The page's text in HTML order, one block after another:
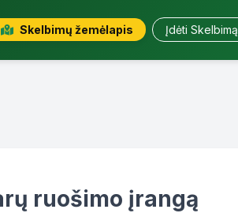
Skelbimų žemėlapis Įdėti Skelbimą
ruošimo įrangą